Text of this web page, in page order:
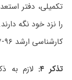
تکمیلی، دفتر
را نزد خود نگه
کارشناسی ارشد ۹۶-۹۷) و عنوان رشته حتما ذکر شود.
تذکر ۴:
لازم به